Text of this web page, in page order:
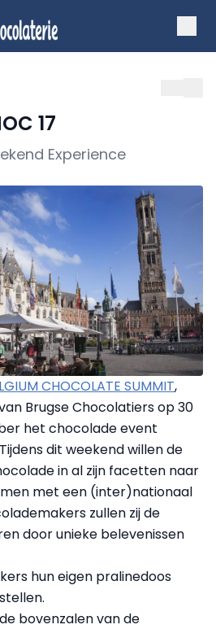
17
Experience
CHOCOLATE SUMMIT,
Brugse Chocolatiers op 30
het chocolade event
Tijdens dit weekend willen de
in al zijn facetten naar
met een (inter)nationaal
zullen zij de
door unieke belevenissen
hun eigen pralinedoos
bovenzalen van de